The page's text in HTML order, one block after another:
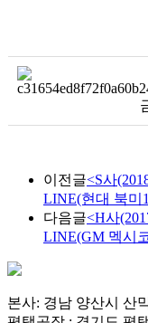
이전글<S사
LINE(현대 북미
다음글<H사
LINE(GM 멕시
본사: 경남 양산시 산